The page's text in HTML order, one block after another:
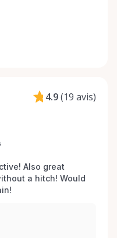
4.9(19 avis)
Also great
a hitch! Would